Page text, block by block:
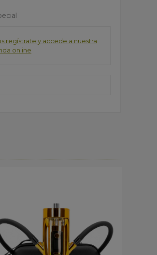
regístrate y accede a nuestra
online